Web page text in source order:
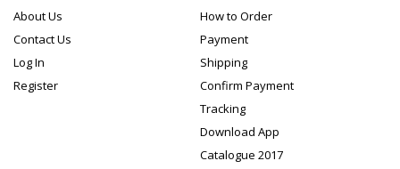
About Us
Contact Us
Log In
Register
How to Order
Payment
Shipping
Confirm Payment
Tracking
Download App
Catalogue 2017